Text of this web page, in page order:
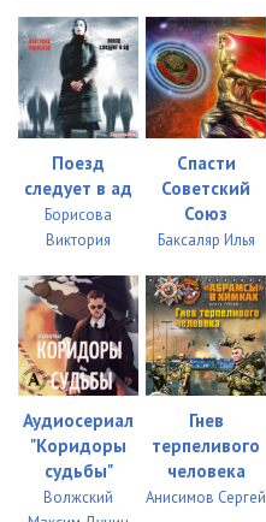
Поезд
следует в ад
Борисова
Виктория
Спасти
Советский
Союз
Баксаляр Илья
Аудиосериал
"Коридоры
судьбы"
Волжский
Гнев
терпеливого
человека
Анисимов Сергей